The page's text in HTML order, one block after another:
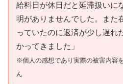
給料日が休日だと延滞扱いに
明がありませんでした。また
っていたのに返済が少し遅れ
かってきました」
※個人の感想であり実際の被害内容
ん